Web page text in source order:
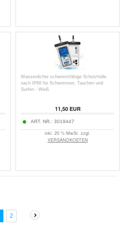
Wasserdichte schwimmfähige Schutzhülle
nach IP68 für Schwimmen, Tauchen und
Surfen - Weiß
11,50EUR
ART. NR.: 3019447
inkl. 20 % MwSt. zzgl.
VERSANDKOSTEN
2